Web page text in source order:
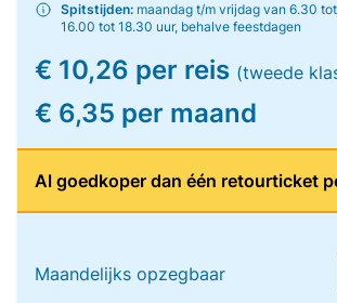
Spitstijden: maandag t/m vrijdag van 6.30
16.00 tot 18.30 uur, behalve feestdagen
€ 10,26 per reis (tweede
€ 6,35 per maand
Al goedkoper dan één retourticket
Maandelijks opzegbaar